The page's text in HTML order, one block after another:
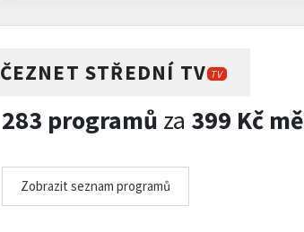
ČEZNET STŘEDNÍ TV TV
283 programů za 399 Kč
Zobrazit seznam programů